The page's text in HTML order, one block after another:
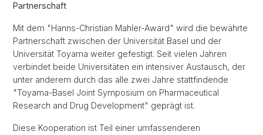
Partnerschaft
Mit dem "Hanns-Christian Mahler-Award" wird die bewährte
Partnerschaft zwischen der Universität Basel und der
Universität Toyama weiter gefestigt. Seit vielen Jahren
verbindet beide Universitäten ein intensiver Austausch, der
unter anderem durch das alle zwei Jahre stattfindende
"Toyama-Basel Joint Symposium on Pharmaceutical
Research and Drug Development" geprägt ist.
Diese Kooperation ist Teil einer umfassenderen